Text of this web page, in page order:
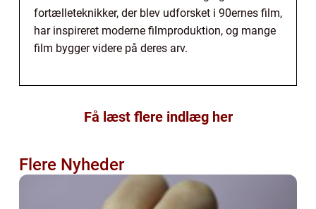
fortælleteknikker, der blev udforsket i 90ernes film,
har inspireret moderne filmproduktion, og mange
film bygger videre på deres arv.
Få læst flere indlæg her
Flere Nyheder